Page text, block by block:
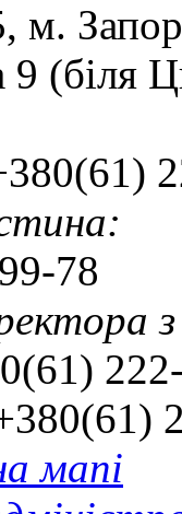
м.
9 (біля
78
мапі